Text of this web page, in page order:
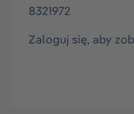
8321972
Zaloguj się, aby